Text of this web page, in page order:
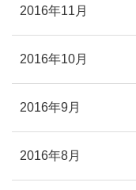
2016年11月
2016年10月
2016年9月
2016年8月